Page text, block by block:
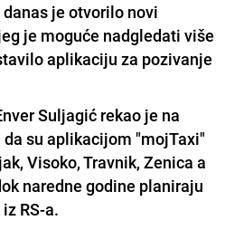
je otvorilo novi
je moguće nadgledati više
aplikaciju za pozivanje
Suljagić rekao je na
su aplikacijom "mojTaxi"
Visoko, Travnik, Zenica a
naredne godine planiraju
RS-a.